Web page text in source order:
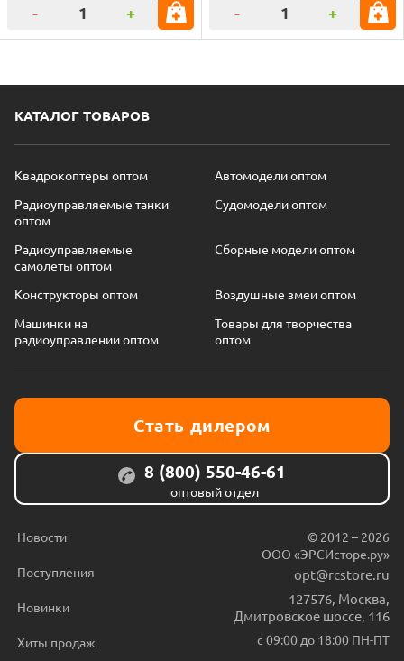
- + - +
КАТАЛОГ ТОВАРОВ
Квадрокоптеры оптом
Автомодели оптом
Радиоуправляемые танки
оптом
Судомодели оптом
Радиоуправляемые
самолеты оптом
Сборные модели оптом
Конструкторы оптом
Воздушные змеи оптом
Машинки на
радиоуправлении оптом
Товары для творчества
оптом
Стать дилером
8 (800) 550-46-61
оптовый отдел
Новости
Поступления
Новинки
Хиты продаж
© 2012 – 2026
ООО «ЭРСИсторе.ру»
opt@rcstore.ru
127576 Москва
Дмитровское шоссе, 116
с 09:00 до 18:00 ПН-ПТ